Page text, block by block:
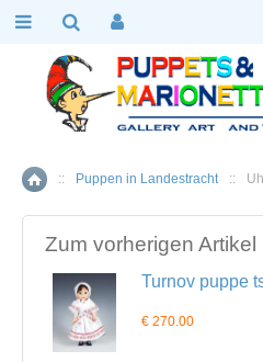
Home
:: Puppen in Landestracht ::
Zum vorherigen Artikel
Turnov puppe
€ 270.00